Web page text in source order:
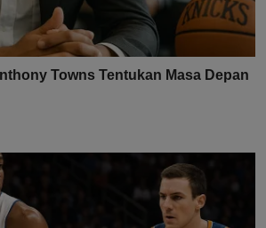
Towns Tentukan Masa Depan